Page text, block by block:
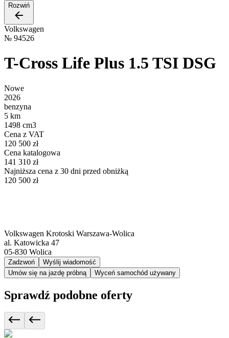
Rozwiń
Volkswagen
№ 94526
T-Cross Life Plus 1.5 TSI DSG
Nowe
2026
benzyna
5 km
1498 cm3
Cena z VAT
120 500 zł
Cena katalogowa
141 310 zł
Najniższa cena z 30 dni przed obniżką
120 500 zł
Volkswagen Krotoski Warszawa-Wolica
al. Katowicka 47
05-830 Wolica
Zadzwoń
Wyślij wiadomość
Umów się na jazdę próbną
Wyceń samochód używany
Sprawdź podobne oferty